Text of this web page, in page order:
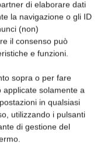
di elaborare dati
la navigazione o gli ID
(non)
il consenso può
e funzioni.
sopra o per fare
applicate solamente a
in qualsiasi
utilizzando i pulsanti
di gestione del